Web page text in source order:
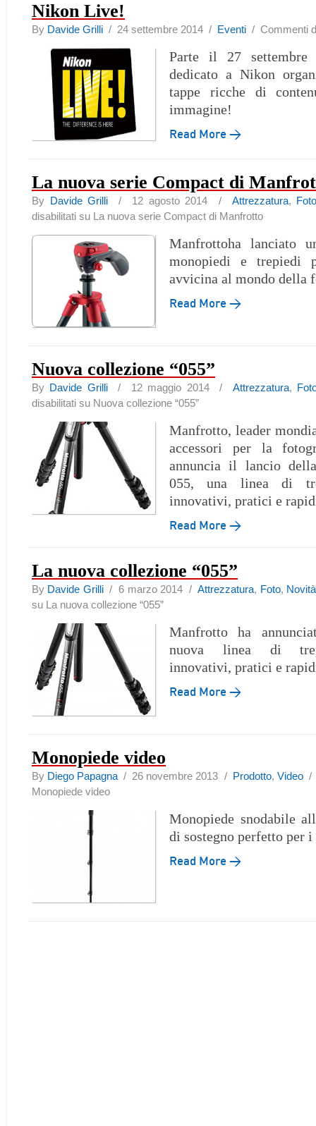
Nikon Live!
By Davide Grilli / 24 settembre 2014 / Eventi / Commenti
Parte il 27
dedicato a Nikon
tappe ricche di
immagine!
Read More →
La nuova serie Compact di
By Davide Grilli / 12 agosto 2014 / Attrezzatura,
disabilitati su La nuova serie Compact di Manfrotto
Manfrottoha lanciato
monopiedi e trepiedi
avvicina al mondo della
Read More →
Nuova collezione “055”
By Davide Grilli/ 12 maggio 2014 /Attrezzatura,
disabilitati su Nuova collezione “055”
Manfrotto, leader
accessori per la
annuncia il lancio
055, una linea di
innovativi, pratici e
Read More →
La nuova collezione “055”
By Davide Grilli/ 6 marzo 2014 /Attrezzatura, Foto, Novità
su La nuova collezione “055”
Manfrotto ha
nuova linea di
innovativi, pratici e
Read More →
Monopiede video
By Diego Papagna / 26 novembre 2013 / Prodotto, Video
Monopiede video
Monopiede snodabile
di sostegno perfetto per
Read More →